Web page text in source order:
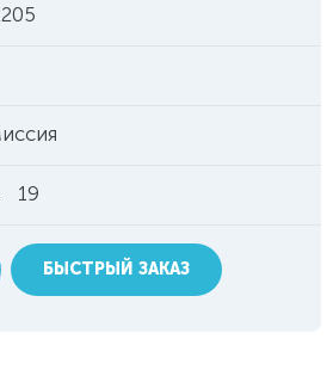
19
БЫСТРЫЙ ЗАКАЗ